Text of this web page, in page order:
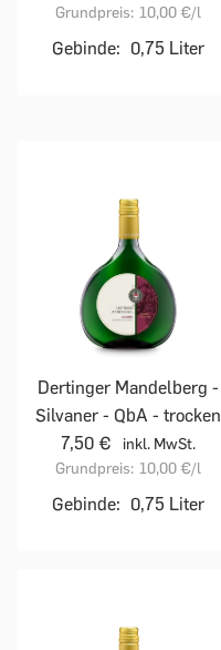
Grundpreis: 10,00 €/l
Gebinde: 0,75 Liter
Dertinger Mandelberg -
Silvaner - QbA - trocken
7,50 €
inkl. MwSt.
Grundpreis: 10,00 €/l
Gebinde: 0,75 Liter